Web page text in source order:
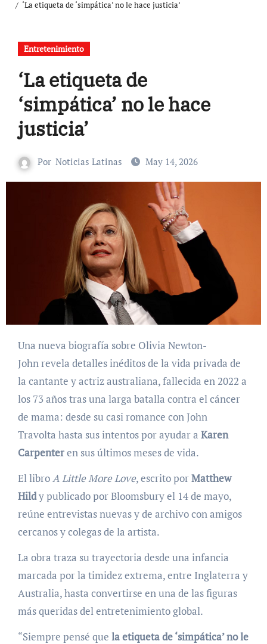
‘La etiqueta de ‘simpática’ no le hace justicia’
Entretenimiento
‘La etiqueta de
‘simpática’ no le hace
justicia’
Por Noticias Latinas May 14, 2026
Una nueva biografía sobre Olivia Newton-
John revela detalles inéditos de la vida privada de
la cantante y actriz australiana, fallecida en 2022 a
los 73 años tras una larga batalla contra el cáncer
de mama: desde su casi romance con John
Travolta hasta sus intentos por ayudar a Karen
Carpenteren sus últimos meses de vida.
El libroA Little More Love, escrito porMatthew
Hildy publicado por Bloomsbury el 14 de mayo,
reúne entrevistas nuevas y de archivo con amigos
cercanos y colegas de la artista.
La obra traza su trayectoria desde una infancia
marcada por la timidez extrema, entre Inglaterra y
Australia, hasta convertirse en una de las figuras
más queridas del entretenimiento global.
“Siempre pensé que la etiqueta de ‘simpática’ no le